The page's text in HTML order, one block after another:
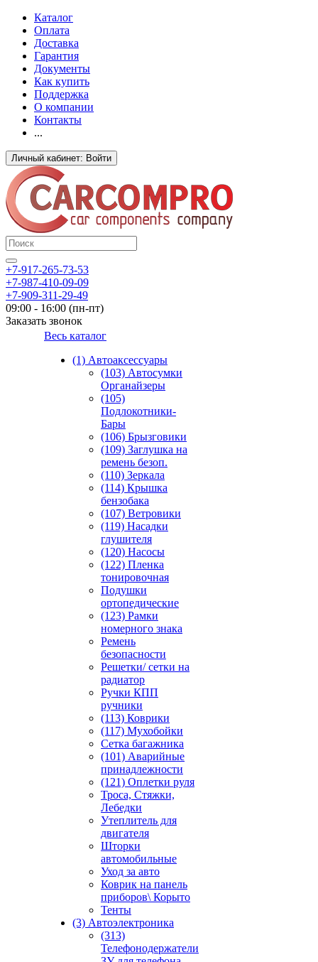
Каталог
Оплата
Доставка
Гарантия
Документы
Как купить
Поддержка
О компании
Контакты
...
Личный кабинет: Войти
+7-917-265-73-53
+7-987-410-09-09
+7-909-311-29-49
09:00 - 16:00 (пн-пт)
Заказать звонок
Весь каталог
(1) Автоаксессуары
(103) Автосумки
Органайзеры
(105)
Подлокотники-
Бары
(106) Брызговики
(109) Заглушка на
ремень безоп.
(110) Зеркала
(114) Крышка
бензобака
(107) Ветровики
(119) Насадки
глушителя
(120) Насосы
(122) Пленка
тонировочная
Подушки
ортопедические
(123) Рамки
номерного знака
Ремень
безопасности
Решетки/ сетки на
радиатор
Ручки КПП
ручники
(113) Коврики
(117) Мухобойки
Сетка багажника
(101) Аварийные
принадлежности
(121) Оплетки руля
Троса, Стяжки,
Лебедки
Утеплитель для
двигателя
Шторки
автомобильные
Уход за авто
Коврик на панель
приборов\ Корыто
Тенты
(3) Автоэлектроника
(313)
Телефонодержатели